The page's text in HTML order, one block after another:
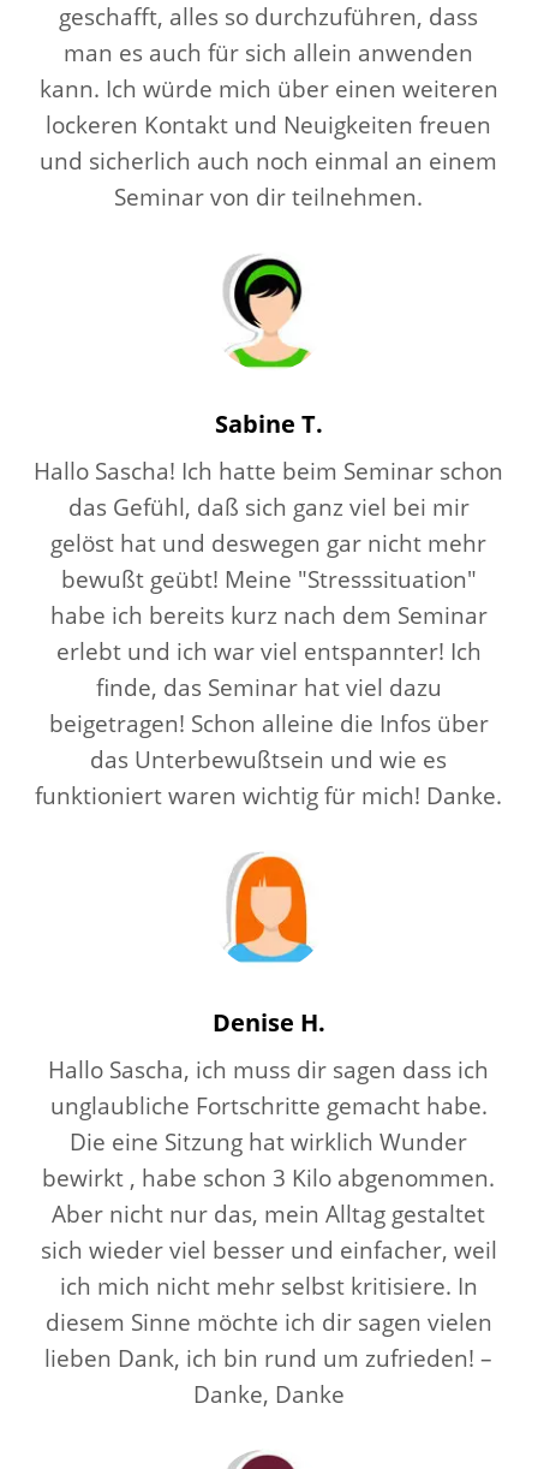
geschafft, alles so durchzuführen, dass
man es auch für sich allein anwenden
kann. Ich würde mich über einen weiteren
lockeren Kontakt und Neuigkeiten freuen
und sicherlich auch noch einmal an einem
Seminar von dir teilnehmen.
Sabine T.
Hallo Sascha! Ich hatte beim Seminar schon
das Gefühl, daß sich ganz viel bei mir
gelöst hat und deswegen gar nicht mehr
bewußt geübt! Meine "Stresssituation"
habe ich bereits kurz nach dem Seminar
erlebt und ich war viel entspannter! Ich
finde, das Seminar hat viel dazu
beigetragen! Schon alleine die Infos über
das Unterbewußtsein und wie es
funktioniert waren wichtig für mich! Danke.
Denise H.
Hallo Sascha, ich muss dir sagen dass ich
unglaubliche Fortschritte gemacht habe.
Die eine Sitzung hat wirklich Wunder
bewirkt , habe schon 3 Kilo abgenommen.
Aber nicht nur das, mein Alltag gestaltet
sich wieder viel besser und einfacher, weil
ich mich nicht mehr selbst kritisiere. In
diesem Sinne möchte ich dir sagen vielen
lieben Dank, ich bin rund um zufrieden! –
Danke, Danke